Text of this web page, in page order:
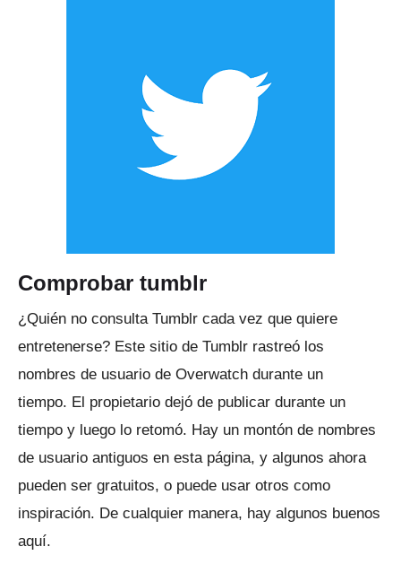
Comprobar tumblr
¿Quién no consulta Tumblr cada vez que quiere
entretenerse? Este sitio de Tumblr rastreó los
nombres de usuario de Overwatch durante un
tiempo. El propietario dejó de publicar durante un
tiempo y luego lo retomó. Hay un montón de nombres
de usuario antiguos en esta página, y algunos ahora
pueden ser gratuitos, o puede usar otros como
inspiración. De cualquier manera, hay algunos buenos
aquí.